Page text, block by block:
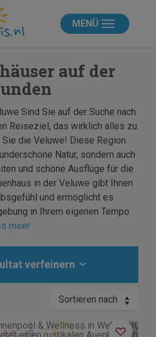
MENÜ
auf der
Sind Sie auf der Suche nach
Reiseziel, das wirklich alles zu
die Veluwe! Diese Region
Natur, sondern auch
und schöne Ausflüge für die
in der Veluwe gibt Ihnen
und ermöglicht es
in Ihrem eigenen Tempo
meer
verfeinern
Sortieren nach
Next